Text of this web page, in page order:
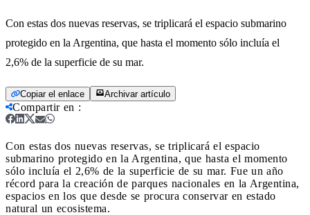
Con estas dos nuevas reservas, se triplicará el espacio submarino
protegido en la Argentina, que hasta el momento sólo incluía el
2,6% de la superficie de su mar.
Copiar el enlace Archivar artículo
Compartir en :
Con estas dos nuevas reservas, se triplicará el espacio
submarino protegido en la Argentina, que hasta el momento
sólo incluía el 2,6% de la superficie de su mar. Fue un año
récord para la creación de parques nacionales en la Argentina,
espacios en los que desde se procura conservar en estado
natural un ecosistema.